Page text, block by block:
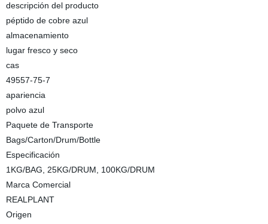
descripción del producto
péptido de cobre azul
almacenamiento
lugar fresco y seco
cas
49557-75-7
apariencia
polvo azul
Paquete de Transporte
Bags/Carton/Drum/Bottle
Especificación
1KG/BAG, 25KG/DRUM, 100KG/DRUM
Marca Comercial
REALPLANT
Origen